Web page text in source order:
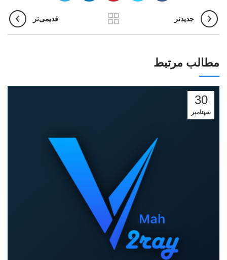
جدیدتر قدیمی‌تر
مطالب مرتبط
30
سپتامبر